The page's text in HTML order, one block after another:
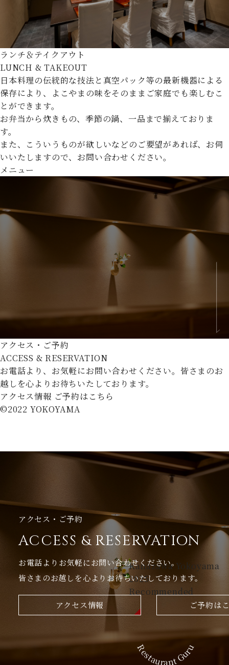
Kanazawa Yokoyama
2025
Recommended
Restaurant Guru
ランチ＆テイクアウト
LUNCH & TAKEOUT
日本料理の伝統的な技法と真空パック等の最新機器による
保存により、よこやまの味をそのままご家庭でも楽しむこ
とができます。
お弁当から炊きもの、季節の鍋、一品まで揃えておりま
す。
また、こういうものが欲しいなどのご要望があれば、お伺
いいたしますので、お問い合わせください。
メニュー
アクセス・ご予約
ACCESS & RESERVATION
お電話より、お気軽にお問い合わせください。 皆さまのお
越しを心よりお待ちいたしております。
アクセス情報 ご予約はこちら
©︎2022 YOKOYAMA
アクセス・ご予約
ACCESS & RESERVATION
お電話よりお気軽にお問い合わせください。
皆さまのお越しを心よりお待ちいたしております。
アクセス情報 ご予約は